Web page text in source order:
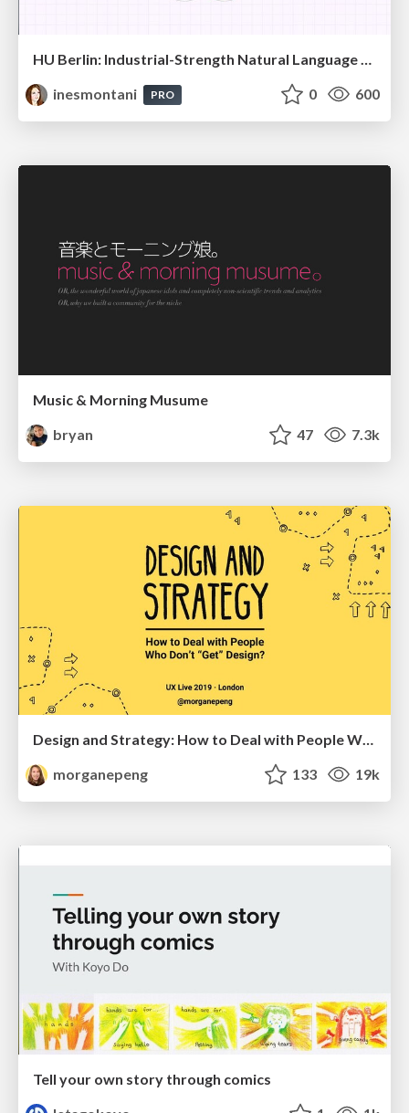
HU Berlin: Industrial-Strength Natural Language Processing with spaCy and Prodigy
inesmontani
PRO 0 600
Music & Morning Musume
bryan
47 7.3k
Design and Strategy: How to Deal with People Who Don’t "Get" Design
morganepeng
133 19k
Tell your own story through comics